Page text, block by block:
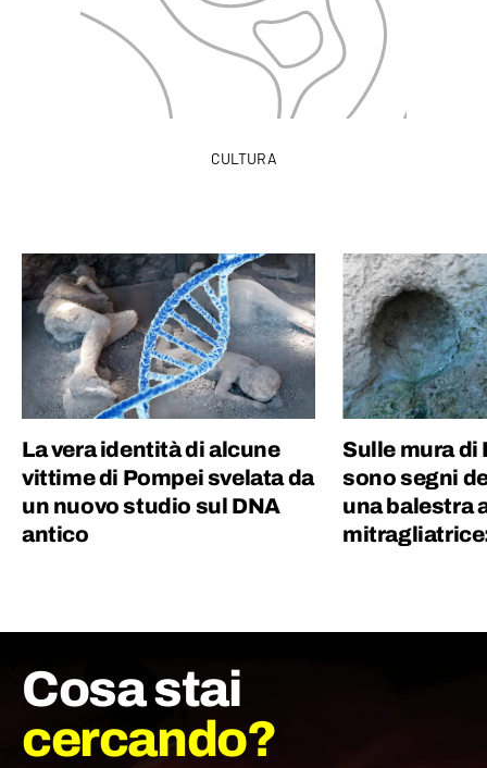
CULTURA
La vera identità di alcune
vittime di Pompei svelata da
un nuovo studio sul DNA
antico
Sulle mura di
sono segni
una balestra
Cosa stai
cercando?